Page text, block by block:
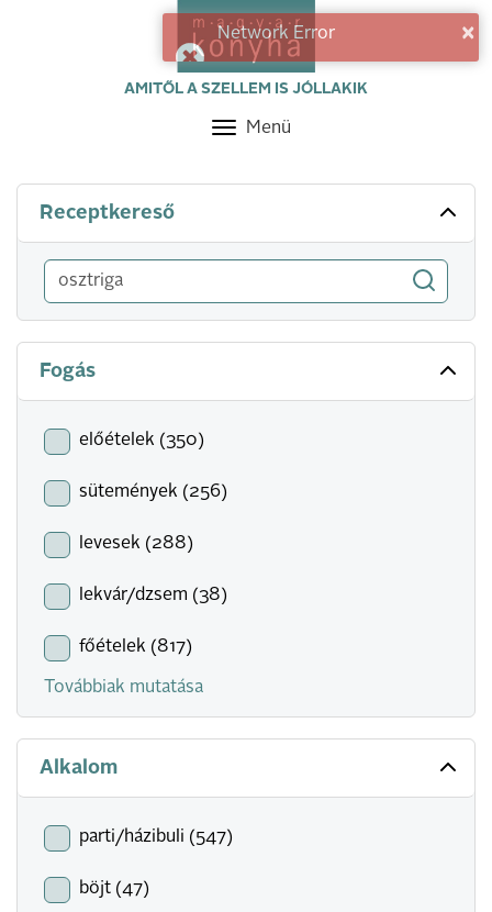
AMITŐL A SZELLEM IS JÓLLAKIK
Toggle
Menü
Receptkereső
Fogás
előételek (350)
sütemények (256)
levesek (288)
lekvár/dzsem (38)
főételek (817)
Továbbiak mutatása
Alkalom
parti/házibuli (547)
böjt (47)
×
Network Error